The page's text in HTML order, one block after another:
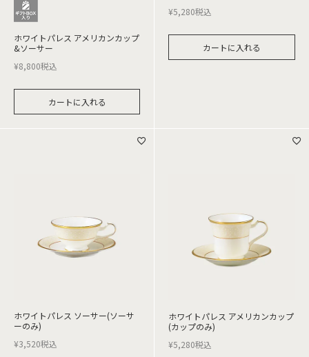
ホワイトパレス アメリカンカップ
&ソーサー
¥8,800税込
カートに入れる
¥5,280税込
カートに入れる
ホワイトパレス ソーサー(ソーサ
ーのみ)
¥3,520税込
ホワイトパレス アメリカンカップ
(カップのみ)
¥5,280税込